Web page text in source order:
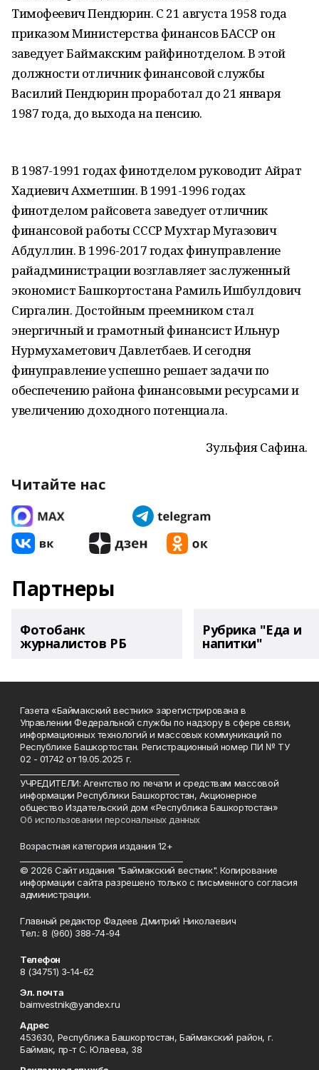
Тимофеевич Пендюрин. С 21 августа 1958 года
приказом Министерства финансов БАССР он
заведует Баймакским райфинотделом. В этой
должности отличник финансовой службы
Василий Пендюрин проработал до 21 января
1987 года, до выхода на пенсию.
В 1987-1991 годах финотделом руководит Айрат
Хадиевич Ахметшин. В 1991-1996 годах
финотделом райсовета заведует отличник
финансовой работы СССР Мухтар Мугазович
Абдуллин. В 1996-2017 годах финуправление
райадминистрации возглавляет заслуженный
экономист Башкортостана Рамиль Ишбулдович
Сиргалин. Достойным преемником стал
энергичный и грамотный финансист Ильнур
Нурмухаметович Давлетбаев. И сегодня
финуправление успешно решает задачи по
обеспечению района финансовыми ресурсами и
увеличению доходного потенциала.
Зульфия Сафина.
Читайте нас
Партнеры
Фотобанк
журналистов РБ
Рубрика "Еда и
напитки"
Газета «Баймакский вестник» зарегистрирована в
Управлении Федеральной службы по надзору в сфере связи,
информационных технологий и массовых коммуникаций по
Республике Башкортостан. Регистрационный номер ПИ № ТУ
02 - 01742 от 19.05.2025 г.
УЧРЕДИТЕЛИ: Агентство по печати и средствам массовой
информации Республики Башкортостан, Акционерное
общество Издательский дом «Республика Башкортостан»
Об использовании персональных данных
Возрастная категория издания 12+
© 2026 Сайт издания "Баймакский вестник". Копирование
информации сайта разрешено только с письменного согласия
администрации.
Главный редактор Фадеев Дмитрий Николаевич
Тел.: 8 (960) 388-74-94
Телефон
8 (34751) 3-14-62
Эл. почта
baimvestnik@yandex.ru
Адрес
453630, Республика Башкортостан, Баймакский район, г.
Баймак, пр-т С. Юлаева, 38